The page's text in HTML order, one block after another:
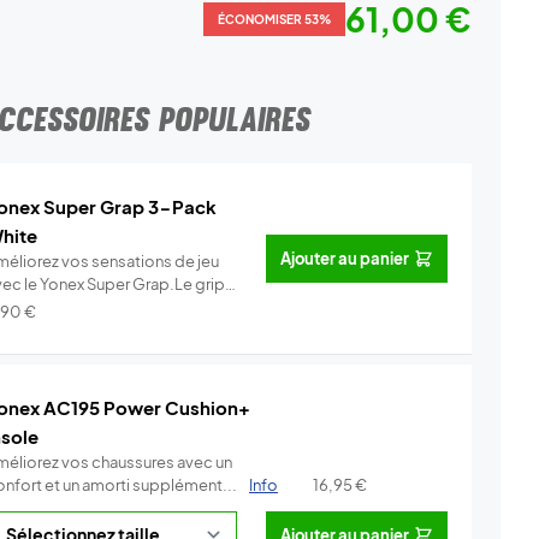
ÉCONOMISER 53% 61,00 €
POPULAIRES
Super Grap 3-Pack
vos sensations de jeu
le Yonex Super Grap.Le grip
Info
€
Ajouter au panier
AC195 Power Cushion+
vos chaussures avec un
et un amorti supplément...
Info 16,95€
Ajouter au panier